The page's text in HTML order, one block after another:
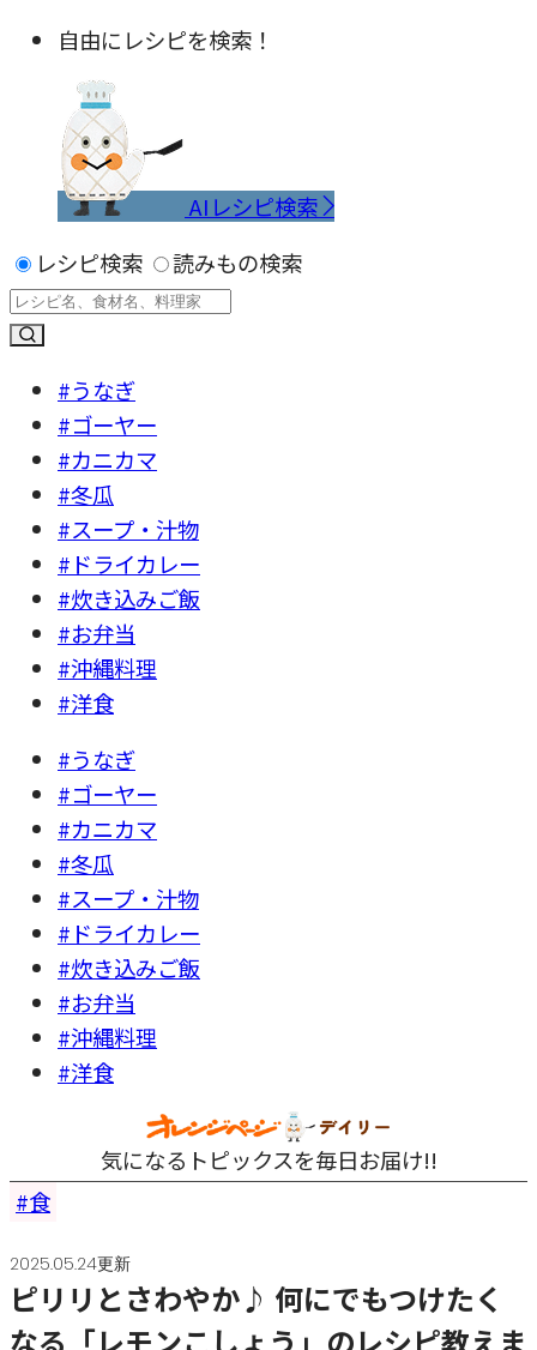
自由にレシピを検索！
AIレシピ検索
レシピ検索
読みもの検索
#うなぎ
#ゴーヤー
#カニカマ
#冬瓜
#スープ・汁物
#ドライカレー
#炊き込みご飯
#お弁当
#沖縄料理
#洋食
#うなぎ
#ゴーヤー
#カニカマ
#冬瓜
#スープ・汁物
#ドライカレー
#炊き込みご飯
#お弁当
#沖縄料理
#洋食
気になるトピックスを毎日お届け!!
食
2025.05.24更新
ピリリとさわやか♪ 何にでもつけたく
なる「レモンこしょう」のレシピ教えま